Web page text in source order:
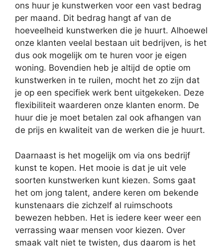
ons huur je kunstwerken voor een vast bedrag
per maand. Dit bedrag hangt af van de
hoeveelheid kunstwerken die je huurt. Alhoewel
onze klanten veelal bestaan uit bedrijven, is het
dus ook mogelijk om te huren voor je eigen
woning. Bovendien heb je altijd de optie om
kunstwerken in te ruilen, mocht het zo zijn dat
je op een specifiek werk bent uitgekeken. Deze
flexibiliteit waarderen onze klanten enorm. De
huur die je moet betalen zal ook afhangen van
de prijs en kwaliteit van de werken die je huurt.
Daarnaast is het mogelijk om via ons bedrijf
kunst te kopen. Het mooie is dat je uit vele
soorten kunstwerken kunt kiezen. Soms gaat
het om jong talent, andere keren om bekende
kunstenaars die zichzelf al ruimschoots
bewezen hebben. Het is iedere keer weer een
verrassing waar mensen voor kiezen. Over
smaak valt niet te twisten, dus daarom is het